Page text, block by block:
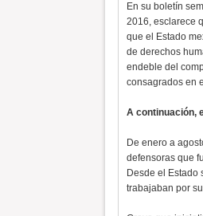
En su boletín
2016, esclarece
que el Estado
de derechos
endeble del
consagrados en
A continuación,
De enero a
defensoras que
Desde el Estado
trabajaban por